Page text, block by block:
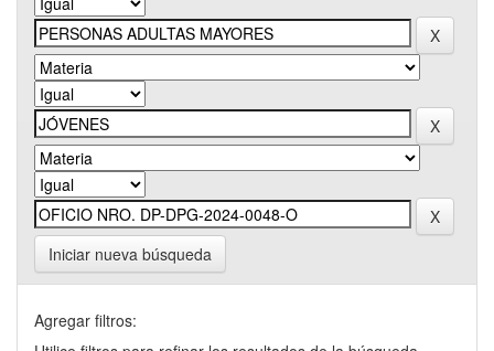
Iniciar nueva búsqueda
Agregar filtros: